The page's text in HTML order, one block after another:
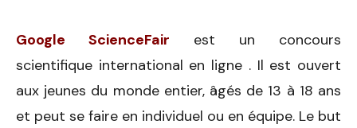
Google ScienceFair est un concours
scientifique international en ligne . Il est ouvert
aux jeunes du monde entier, âgés de 13 à 18 ans
et peut se faire en individuel ou en équipe. Le but